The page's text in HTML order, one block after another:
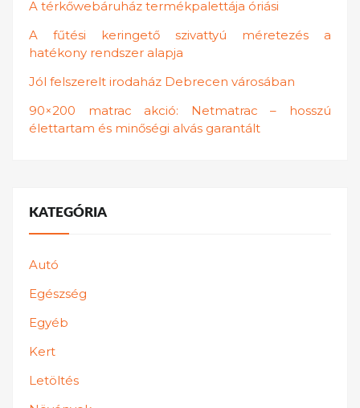
A térkőwebáruház termékpalettája óriási
A fűtési keringető szivattyú méretezés a
hatékony rendszer alapja
Jól felszerelt irodaház Debrecen városában
90×200 matrac akció: Netmatrac – hosszú
élettartam és minőségi alvás garantált
KATEGÓRIA
Autó
Egészség
Egyéb
Kert
Letöltés